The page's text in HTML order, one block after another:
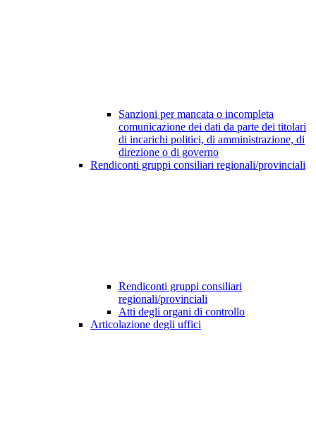
Sanzioni per mancata o incompleta
comunicazione dei dati da parte dei titolari
di incarichi politici, di amministrazione, di
direzione o di governo
Rendiconti gruppi consiliari regionali/provinciali
Rendiconti gruppi consiliari
regionali/provinciali
Atti degli organi di controllo
Articolazione degli uffici